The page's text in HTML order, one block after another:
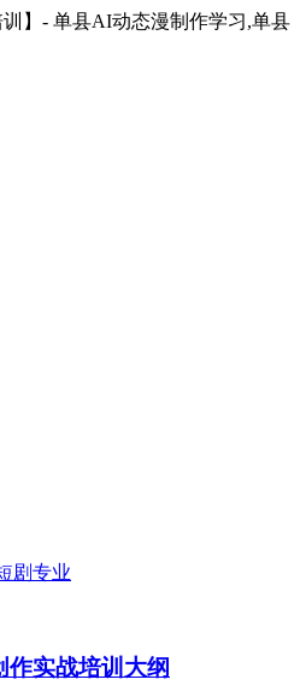
】- 单县AI动态漫制作学习,单县
剧专业
实战培训大纲